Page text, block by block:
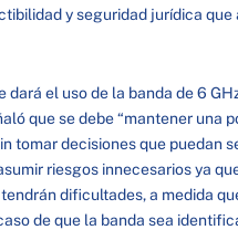
y seguridad jurídica que
el uso de la banda de 6
que se debe “mantener una
tomar decisiones que puedan
riesgos innecesarios ya
dificultades, a medida
de que la banda sea